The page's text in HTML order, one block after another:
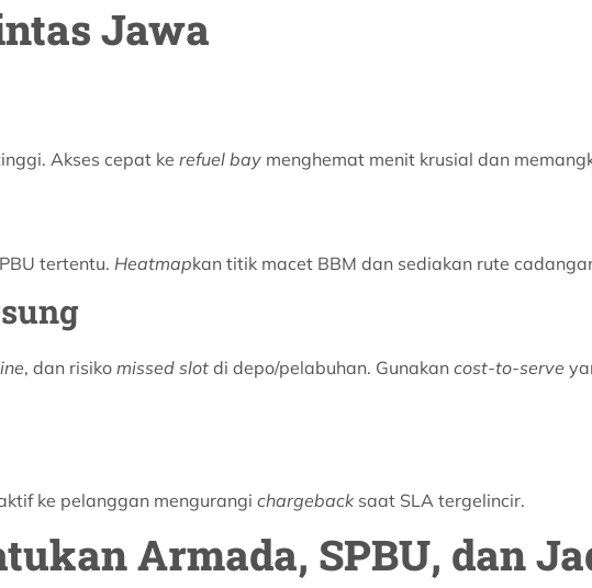
Jawa
Akses cepat ke refuel bay menghemat menit krusial dan
tertentu. Heatmapkan titik macet BBM dan sediakan rute
, dan risiko missed slot di depo/pelabuhan. Gunakan cost-to-serve
ke pelanggan mengurangi chargeback saat SLA tergelincir.
Armada, SPBU, dan